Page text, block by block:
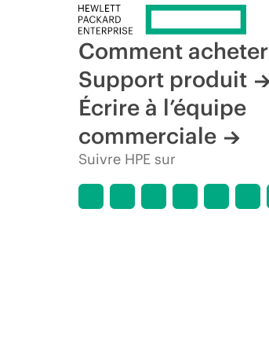
Comment acheter
Support produit
Écrire à l’équipe
commerciale
Suivre HPE sur